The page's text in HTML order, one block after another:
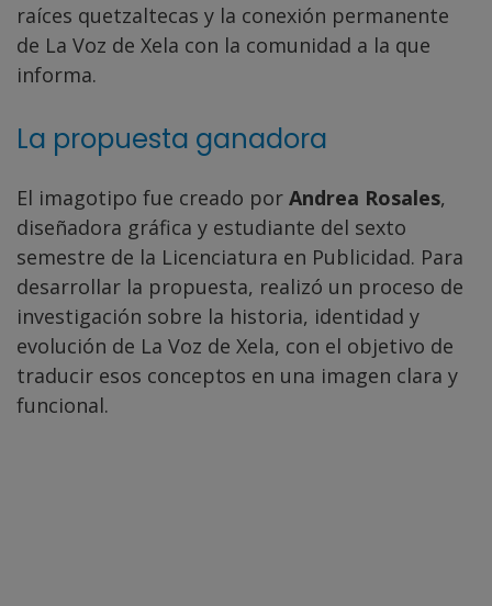
raíces quetzaltecas y la conexión permanente
de La Voz de Xela con la comunidad a la que
informa.
La propuesta ganadora
El imagotipo fue creado por Andrea Rosales,
diseñadora gráfica y estudiante del sexto
semestre de la Licenciatura en Publicidad. Para
desarrollar la propuesta, realizó un proceso de
investigación sobre la historia, identidad y
evolución de La Voz de Xela, con el objetivo de
traducir esos conceptos en una imagen clara y
funcional.